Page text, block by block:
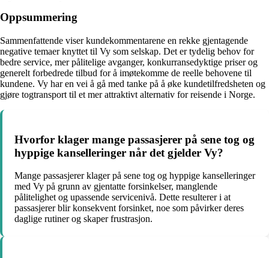
Oppsummering
Sammenfattende viser kundekommentarene en rekke gjentagende
negative temaer knyttet til Vy som selskap. Det er tydelig behov for
bedre service, mer pålitelige avganger, konkurransedyktige priser og
generelt forbedrede tilbud for å imøtekomme de reelle behovene til
kundene. Vy har en vei å gå med tanke på å øke kundetilfredsheten og
gjøre togtransport til et mer attraktivt alternativ for reisende i Norge.
Hvorfor klager mange passasjerer på sene tog og
hyppige kanselleringer når det gjelder Vy?
Mange passasjerer klager på sene tog og hyppige kanselleringer
med Vy på grunn av gjentatte forsinkelser, manglende
pålitelighet og upassende servicenivå. Dette resulterer i at
passasjerer blir konsekvent forsinket, noe som påvirker deres
daglige rutiner og skaper frustrasjon.